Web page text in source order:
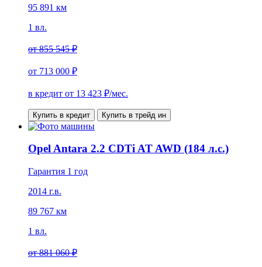
95 891 км
1 вл.
от855 545 ₽
от 713 000 ₽
в кредит от 13 423 ₽/мес.
Купить в кредит Купить в трейд ин
Opel Antara 2.2 CDTi AT AWD (184 л.с.)
Гарантия 1 год
2014 г.в.
89 767 км
1 вл.
от881 060 ₽